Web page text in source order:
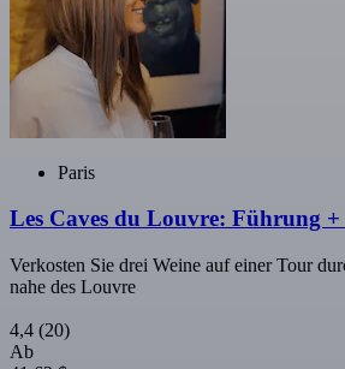
Paris
Les Caves du Louvre: Führung
Verkosten Sie drei Weine auf einer Tour
nahe des Louvre
4,4 (20)
Ab